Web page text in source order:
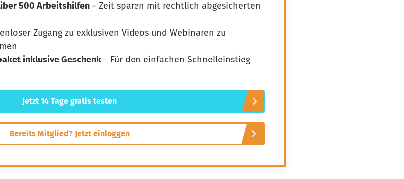
500 Arbeitshilfen– Zeit sparen mit rechtlich abgesicherten
Zugang zu exklusiven Videos und Webinaren zu
inklusive Geschenk– Für den einfachen Schnelleinstieg
Jetzt 14 Tage gratis testen
Bereits Mitglied? Jetzt einloggen
Wissen von Vero
Hallo, ich bin Vero Ihr digitaler